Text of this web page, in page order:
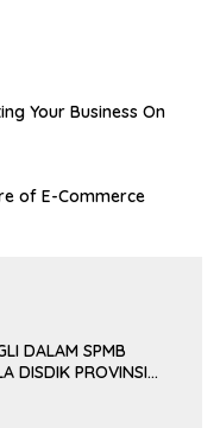
Your Business On
of E-Commerce
DALAM SPMB
DISDIK PROVINSI